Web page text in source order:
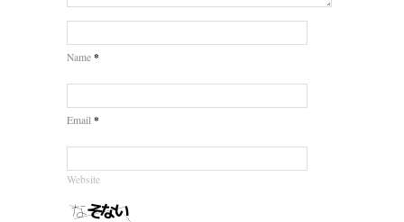
Name *
Email *
Website